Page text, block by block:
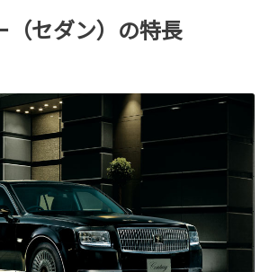
（セダン）の特長